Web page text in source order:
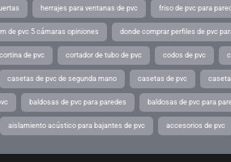
herrajes para ventanas de pvc friso de pvc para
de pvc 5 cámaras opiniones donde comprar perfiles de pvc
cortina de pvc cortador de tubo de pvc codos de pvc
casetas de pvc de segunda mano casetas de pvc
baldosas de pvc para paredes baldosas de pvc para
aislamiento acústico para bajantes de pvc accesorios de pvc